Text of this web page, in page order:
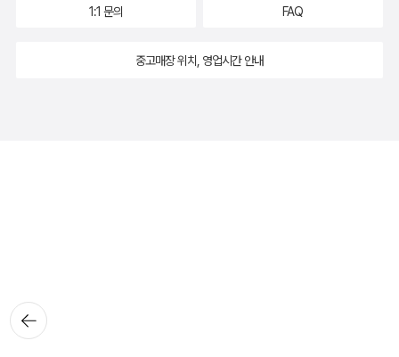
뒤로가
기
1:1 문의 FAQ
중고매장 위치, 영업시간 안내